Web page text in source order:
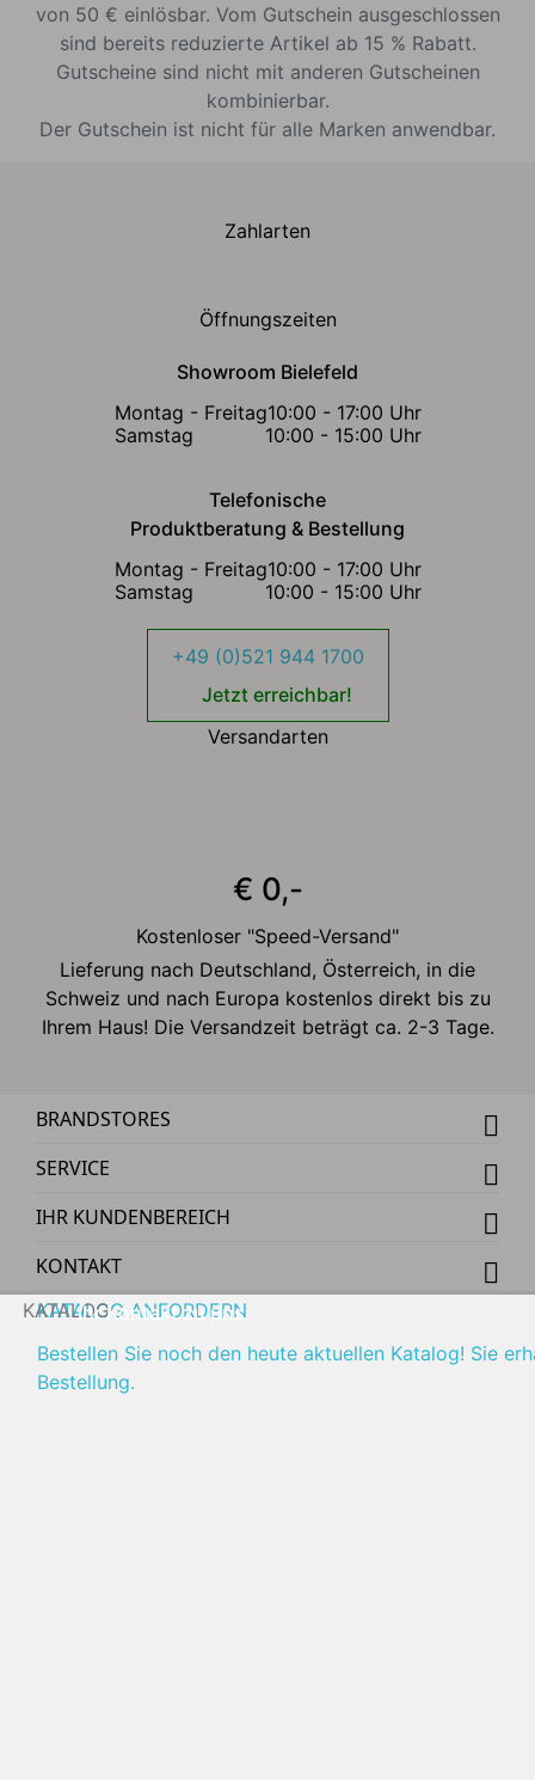
von 50 € einlösbar. Vom Gutschein ausgeschlossen
sind bereits reduzierte Artikel ab 15 % Rabatt.
Gutscheine sind nicht mit anderen Gutscheinen
kombinierbar.
Der Gutschein ist nicht für alle Marken anwendbar.
Zahlarten
Öffnungszeiten
Showroom Bielefeld
Montag - Freitag10:00 - 17:00 Uhr
Samstag
10:00 - 15:00 Uhr
Telefonische
Produktberatung & Bestellung
Montag - Freitag10:00 - 17:00 Uhr
Samstag
10:00 - 15:00 Uhr
+49 (0)521 944 1700
Jetzt erreichbar!
Versandarten
€ 0,-
Kostenloser "Speed-Versand"
Lieferung nach Deutschland, Österreich, in die
Schweiz und nach Europa kostenlos direkt bis zu
Ihrem Haus! Die Versandzeit beträgt ca. 2-3 Tage.
BRANDSTORES
SERVICE
IHR KUNDENBEREICH
KONTAKT
KATALOG
KATALOG ANFORDERN
Bestellen Sie noch den heute aktuellen Katalog! Sie
Bestellung.
Ihr Kontakt zu uns